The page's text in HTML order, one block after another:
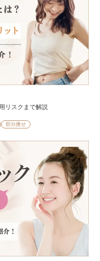
リスクまで解説
部分痩せ